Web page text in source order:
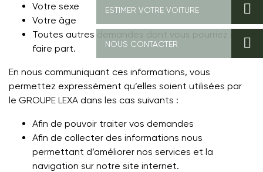
Votre sexe
Votre âge
Toutes autres demandes dont vous pourriez nous
faire part.
En nous communiquant ces informations, vous
permettez expressément qu’elles soient utilisées par
le GROUPE LEXA dans les cas suivants :
Afin de pouvoir traiter vos demandes
Afin de collecter des informations nous
permettant d’améliorer nos services et la
navigation sur notre site internet.